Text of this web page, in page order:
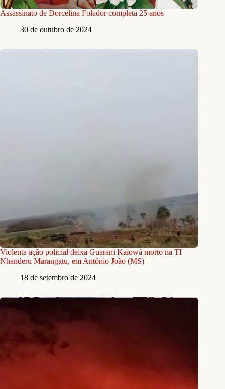
Assassinato de Dorcelina Folador completa 25 anos
30 de outubro de 2024
Violenta ação policial deixa Guarani Kaiowá morto na TI
Nhanderu Marangatu, em Antônio João (MS)
18 de setembro de 2024